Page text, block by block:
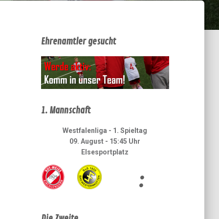
Ehrenamtler gesucht
1. Mannschaft
Westfalenliga - 1. Spieltag
09. August - 15:45 Uhr
Elsesportplatz
: